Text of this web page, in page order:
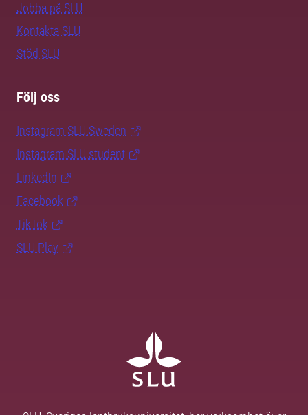
Jobba på SLU
Kontakta SLU
Stöd SLU
Följ oss
Instagram SLU.Sweden
Instagram SLU.student
LinkedIn
Facebook
TikTok
SLU Play